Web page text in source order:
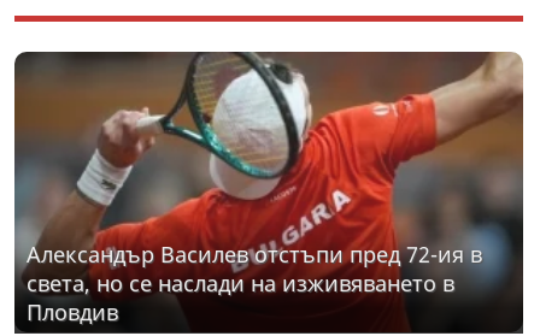
Александър Василев отстъпи пред 72-ия в
света, но се наслади на изживяването в
Пловдив